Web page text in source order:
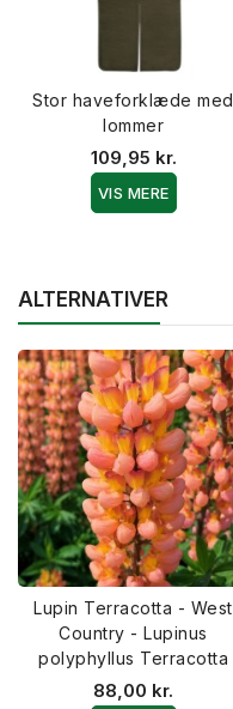
Stor haveforklæde med
lommer
109,95 kr.
VIS MERE
ALTERNATIVER
Lupin Terracotta - West
Country - Lupinus
polyphyllus Terracotta
88,00 kr.